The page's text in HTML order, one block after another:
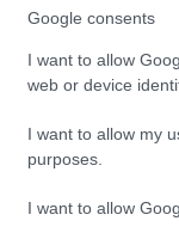
Google consents
I want to allow
web or device
I want to allow my
purposes.
I want to allow